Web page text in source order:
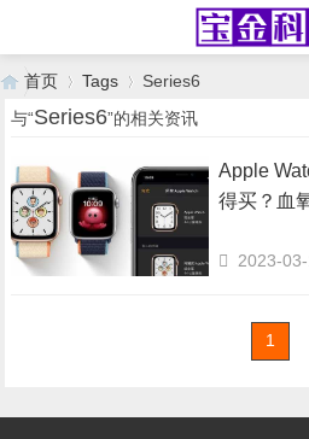
首页
›
Tags
›
Series6
与“Series6”的相关资讯
Apple
得买？血
2023-
1